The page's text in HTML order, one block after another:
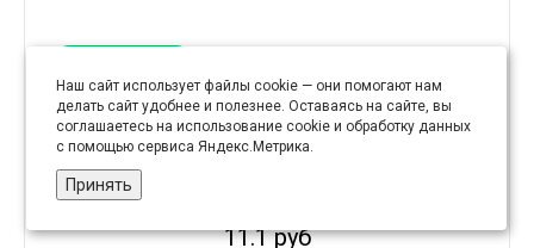
Молния "трактор" тип 3 50 см ассорти
11.1 руб
Наш сайт использует файлы cookie — они помогают нам
делать сайт удобнее и полезнее. Оставаясь на сайте, вы
соглашаетесь на использование cookie и обработку данных
с помощью сервиса Яндекс.Метрика.
Принять